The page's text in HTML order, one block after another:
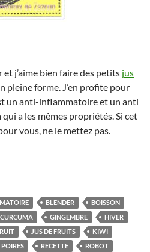
j’aime bien faire des petits jus
pleine forme. J’en profite pour
un anti-inflammatoire et un anti
a les mêmes propriétés. Si cet
vous, ne le mettez pas.
poire kiwi et gingembre (anti
BLENDER
BOISSON
CURCUMA GINGEMBRE
HIVER
JUS DE FRUITS
KIWI
POIRES RECETTE
ROBOT